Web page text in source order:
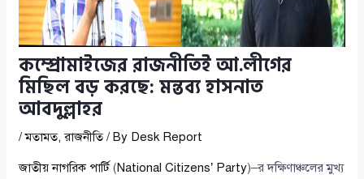
কম্প্রোমাইজের রাজনীতিই আ.লীগের
মিছিল বড় করছে: মন্তব্য হাসনাত
আবদুল্লাহর
/মতামত,রাজনীতি/ By Desk Report
জাতীয় নাগরিক পার্টি (National Citizens’ Party)–র দক্ষিণাঞ্চলের মুখ্য